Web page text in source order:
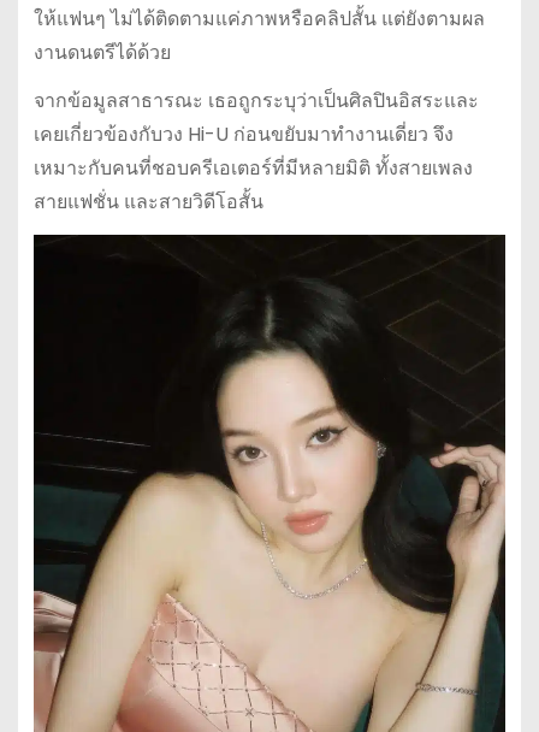
ให้แฟนๆ ไม่ได้ติดตามแค่ภาพหรือคลิปสั้น แต่ยังตามผล
งานดนตรีได้ด้วย
จากข้อมูลสาธารณะ เธอถูกระบุว่าเป็นศิลปินอิสระและ
เคยเกี่ยวข้องกับวง Hi-U ก่อนขยับมาทำงานเดี่ยว จึง
เหมาะกับคนที่ชอบครีเอเตอร์ที่มีหลายมิติ ทั้งสายเพลง
สายแฟชั่น และสายวิดีโอสั้น